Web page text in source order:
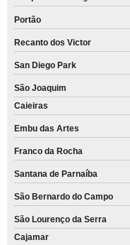
Portão
Recanto dos Victor
San Diego Park
São Joaquim
Caieiras
Embu das Artes
Franco da Rocha
Santana de Parnaíba
São Bernardo do Campo
São Lourenço da Serra
Cajamar